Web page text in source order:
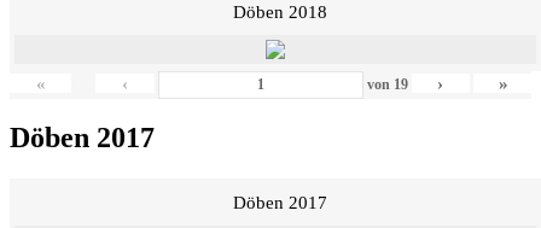
Döben 2018
« ‹ von 19 › »
Döben 2017
Döben 2017